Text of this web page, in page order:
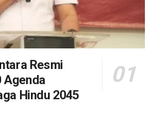
Resmi
Agenda
Hindu 2045